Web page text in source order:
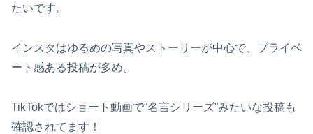
たいです。
インスタはゆるめの写真やストーリーが中心で、プライベ
ート感ある投稿が多め。
TikTokではショート動画で“名言シリーズ”みたいな投稿も
確認されてます！